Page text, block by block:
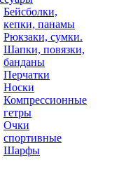
Бейсболки,
кепки, панамы
Рюкзаки, сумки.
Шапки, повязки,
банданы
Перчатки
Носки
Компрессионные
гетры
Очки
спортивные
Шарфы